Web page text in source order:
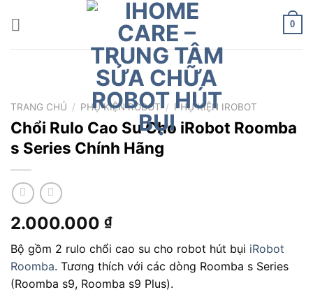
0
TRANG CHỦ / PHỤ KIỆN ROBOT / PHỤ KIỆN IROBOT
Chổi Rulo Cao Su Cho iRobot Roomba
s Series Chính Hãng
2.000.000 ₫
Bộ gồm 2 rulo chổi cao su cho robot hút bụi iRobot
Roomba. Tương thích với các dòng Roomba s Series
(Roomba s9, Roomba s9 Plus).